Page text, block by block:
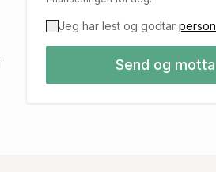
Jeg har lest og godtar
Send og